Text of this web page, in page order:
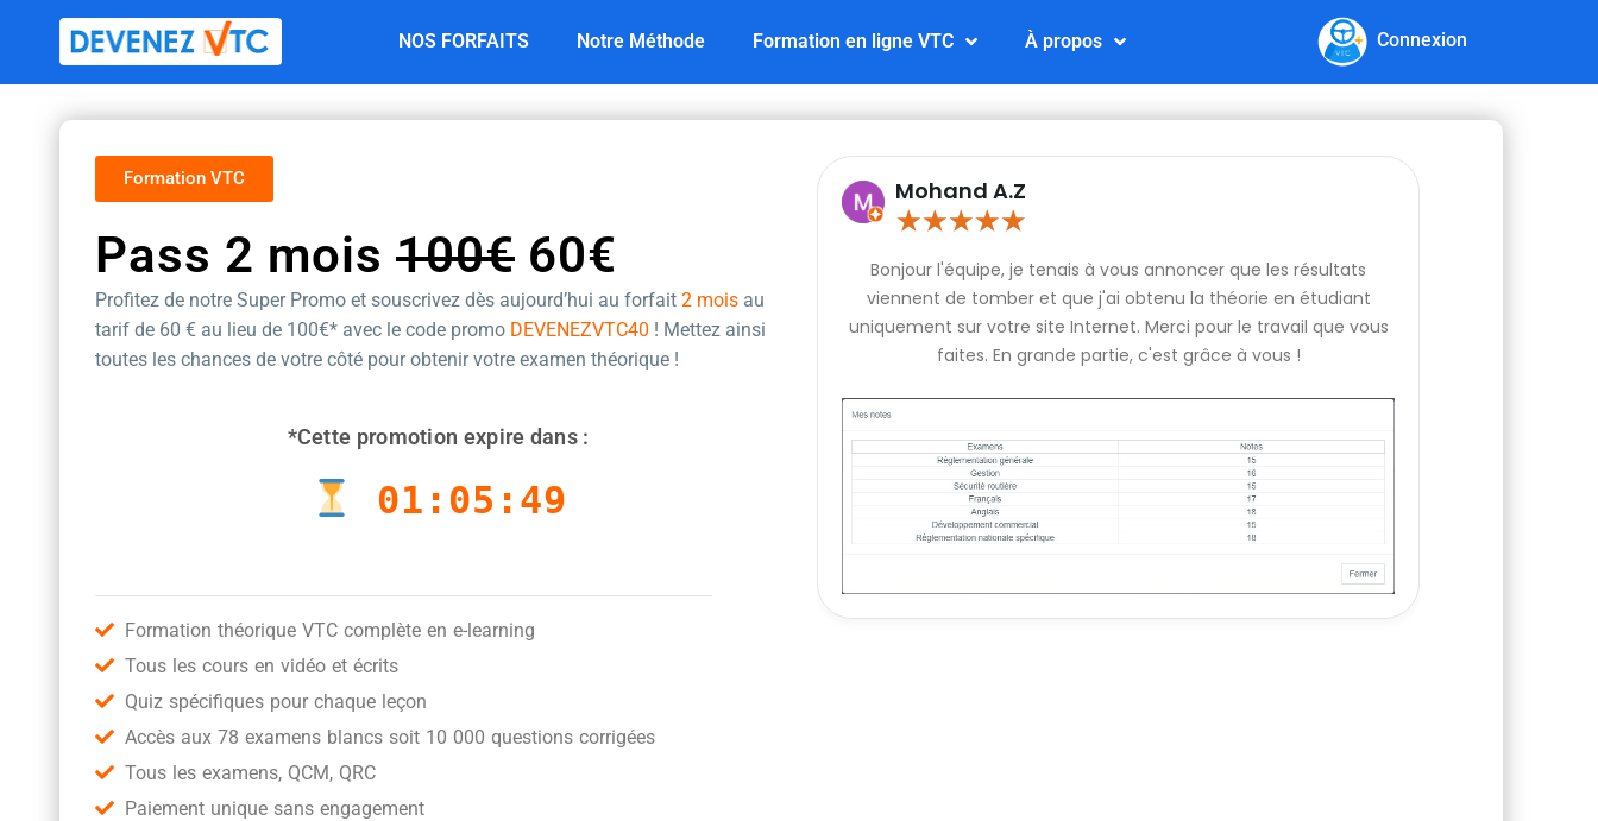
contenu
NOS FORFAITS Notre Méthode Formation en ligne VTC À propos Connexion
Formation VTC
Pass 2 mois 100€ 60€
Profitez de notre Super Promo et souscrivez dès aujourd’hui au forfait 2 mois au
tarif de 60 € au lieu de 100€* avec le code promo DEVENEZVTC40 ! Mettez ainsi
toutes les chances de votre côté pour obtenir votre examen théorique !
*Cette promotion expire dans :
01:05:49
Formation théorique VTC complète en e-learning
Tous les cours en vidéo et écrits
Quiz spécifiques pour chaque leçon
Accès aux 78 examens blancs soit 10 000 questions corrigées
Tous les examens, QCM, QRC
Paiement unique sans engagement
Mohand A.Z
★★★★★
Bonjour l'équipe, je tenais à vous annoncer que les résultats
viennent de tomber et que j'ai obtenu la théorie en étudiant
uniquement sur votre site Internet. Merci pour le travail que vous
faites. En grande partie, c'est grâce à vous !